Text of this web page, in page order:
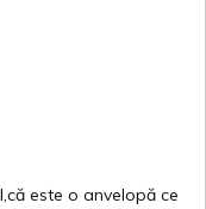
este o anvelopă ce